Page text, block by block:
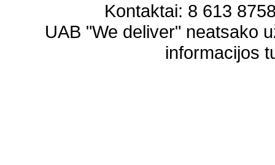
Kontaktai: 8 613
UAB "We deliver" neatsako
informacijos